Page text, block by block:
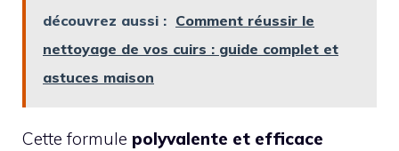
découvrez aussi : Comment réussir le
nettoyage de vos cuirs : guide complet et
astuces maison
Cette formule polyvalente et efficace